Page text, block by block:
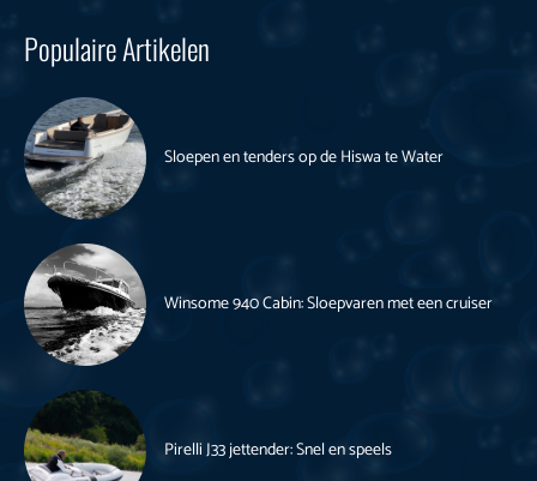
Populaire Artikelen
Sloepen en tenders op de Hiswa te Water
Winsome 940 Cabin: Sloepvaren met een cruiser
Pirelli J33 jettender: Snel en speels